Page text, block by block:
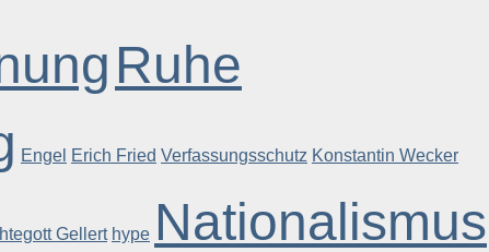
Ruhe
Engel Erich Fried Verfassungsschutz Konstantin Wecker
Gellert hype Nationalismus